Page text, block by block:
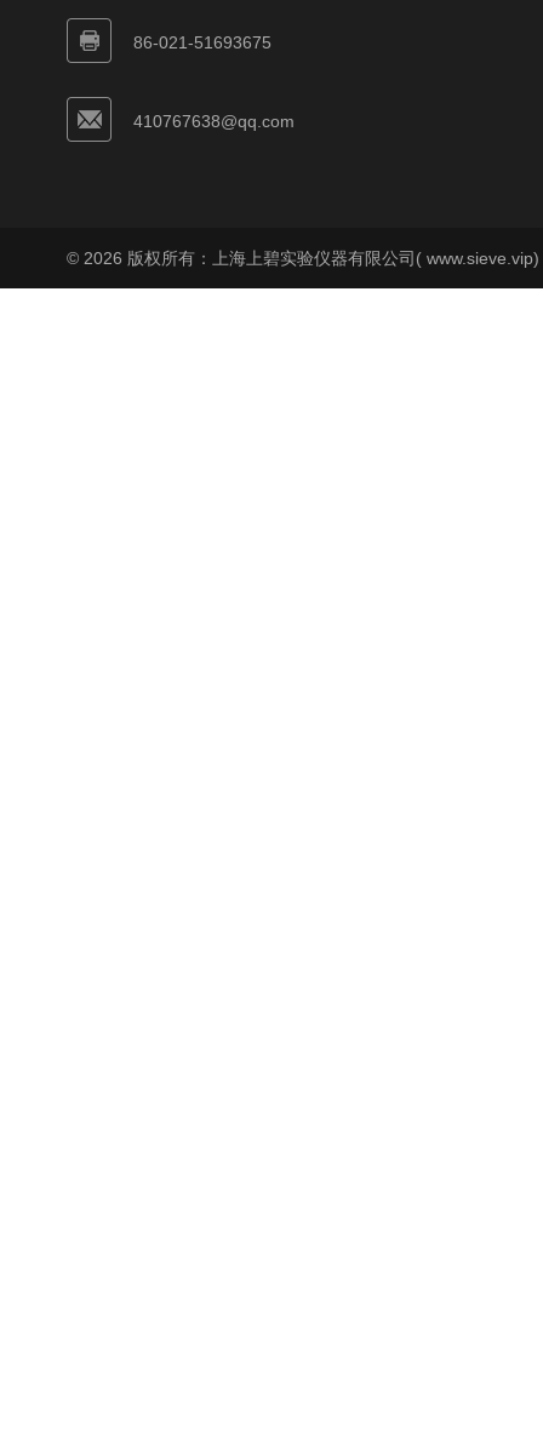
86-021-51693675
410767638@qq.com
© 2026 版权所有：上海上碧实验仪器有限公司(